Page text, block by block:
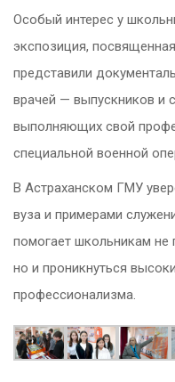
Особый интерес у
экспозиция,
представили
врачей — выпускников и
выполняющих свой
специальной военной
В Астраханском ГМУ
вуза и примерами
помогает школьникам не
но и проникнуться
профессионализма.